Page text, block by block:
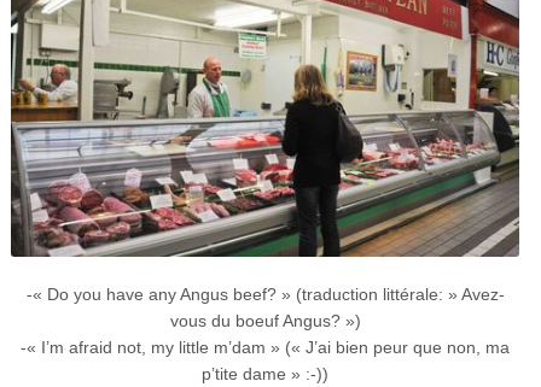
-« Do you have any Angus beef? » (traduction littérale: » Avez-
vous du boeuf Angus? »)
-« I’m afraid not, my little m’dam » (« J’ai bien peur que non, ma
p’tite dame » :-))